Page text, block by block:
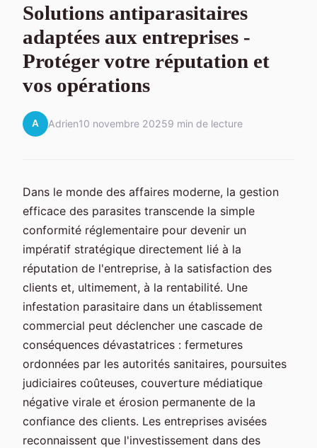
Solutions antiparasitaires
adaptées aux entreprises -
Protéger votre réputation et
vos opérations
A Adrien10 novembre 20259 min de lecture
Dans le monde des affaires moderne, la gestion
efficace des parasites transcende la simple
conformité réglementaire pour devenir un
impératif stratégique directement lié à la
réputation de l'entreprise, à la satisfaction des
clients et, ultimement, à la rentabilité. Une
infestation parasitaire dans un établissement
commercial peut déclencher une cascade de
conséquences dévastatrices : fermetures
ordonnées par les autorités sanitaires, poursuites
judiciaires coûteuses, couverture médiatique
négative virale et érosion permanente de la
confiance des clients. Les entreprises avisées
reconnaissent que l'investissement dans des